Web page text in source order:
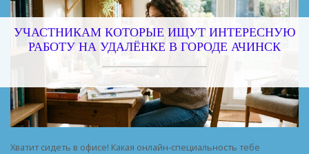
УЧАСТНИКАМ КОТОРЫЕ ИЩУТ ИНТЕРЕСНУЮ
РАБОТУ НА УДАЛЁНКЕ В ГОРОДЕ АЧИНСК
Хватит сидеть в офисе! Какая онлайн-специальность тебе